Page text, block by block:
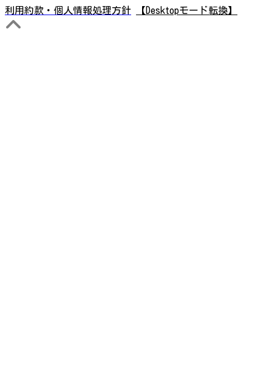
利用約款・個人情報処理方針
【Desktopモード転換】